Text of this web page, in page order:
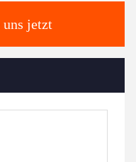
jetzt